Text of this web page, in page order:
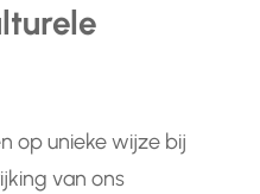
op unieke wijze bij
van ons